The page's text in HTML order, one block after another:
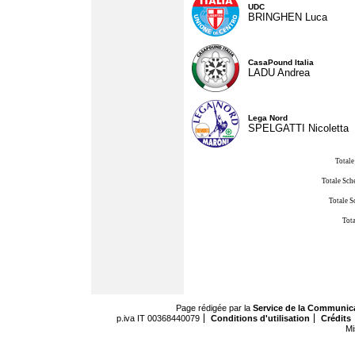
UDC
BRINGHEN Luca
CasaPound Italia
LADU Andrea
Lega Nord
SPELGATTI Nicoletta
Totale
Totale
Page rédigée par la Service de la
p.iva IT 00368440079
Conditions d'utilisation
Crédits